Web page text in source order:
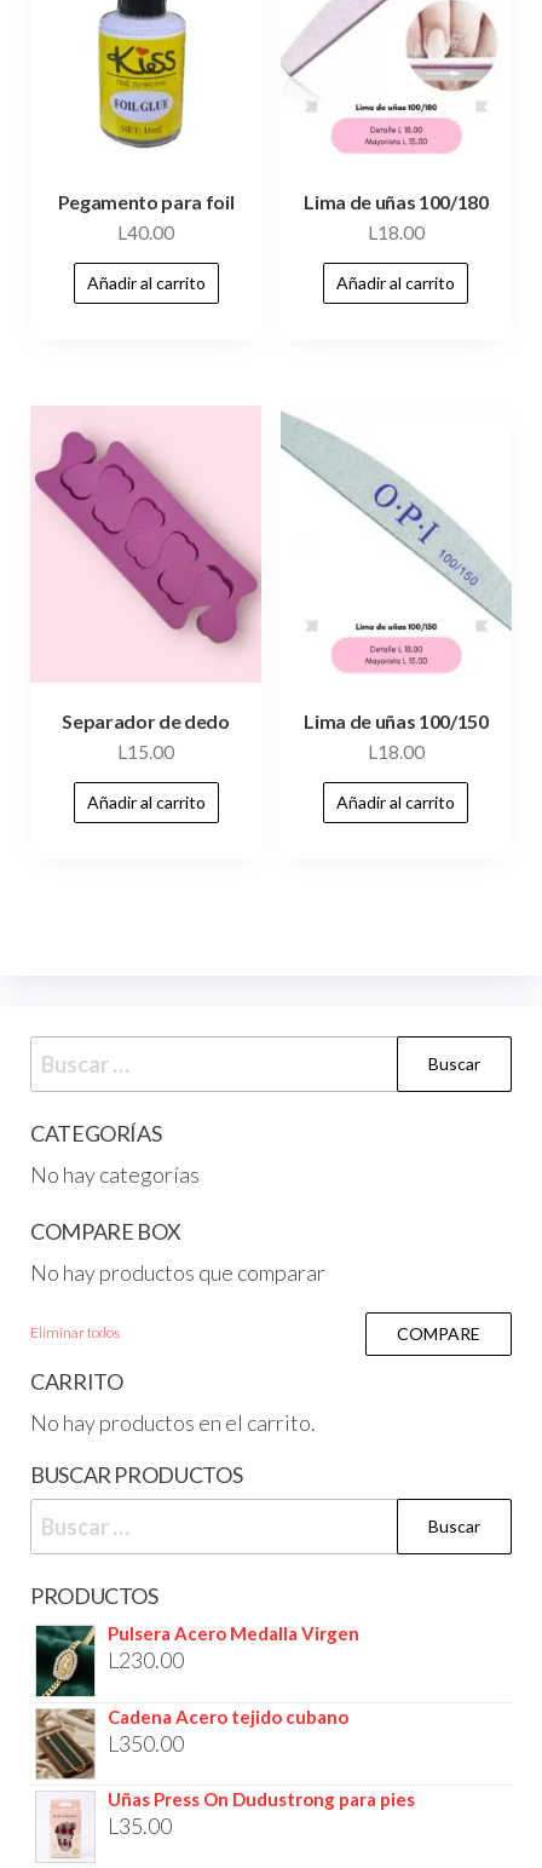
Pegamento para foil
L40.00
Añadir al carrito
Lima de uñas 100/180
L18.00
Añadir al carrito
Separador de dedo
L15.00
Añadir al carrito
Lima de uñas 100/150
L18.00
Añadir al carrito
CATEGORÍAS
No hay categorías
COMPARE BOX
No hay productos que comparar
Eliminar todos COMPARE
CARRITO
No hay productos en el carrito.
BUSCAR PRODUCTOS
PRODUCTOS
Pulsera Acero Medalla Virgen
L 230.00
Cadena Acero tejido cubano
L 350.00
Uñas Press On Dudustrong para pies
L 35.00